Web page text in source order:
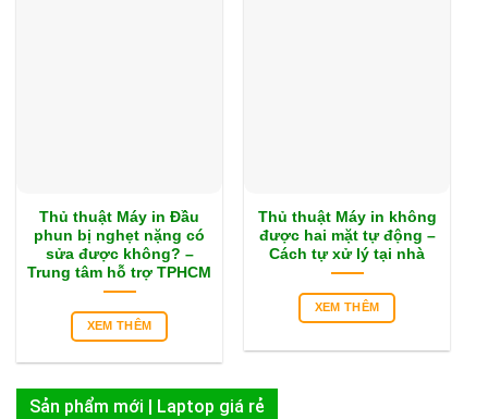
Thủ thuật Máy in Đầu
phun bị nghẹt nặng có
sửa được không? –
Trung tâm hỗ trợ TPHCM
XEM THÊM
Thủ thuật Máy in không
được hai mặt tự động –
Cách tự xử lý tại nhà
XEM THÊM
Sản phẩm mới | Laptop giá rẻ